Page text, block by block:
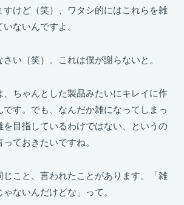
すけど（笑）、ワタシ的にはこれらを雑
ないんですよ。
い（笑）。これは僕が謝らないと。
、ちゃんとした製品みたいにキレイに作
です。でも、なんだか雑になってしまっ
を目指しているわけではない、というの
ておきたいですね。
じこと、言われたことがあります。「雑
ないんだけどな」って。